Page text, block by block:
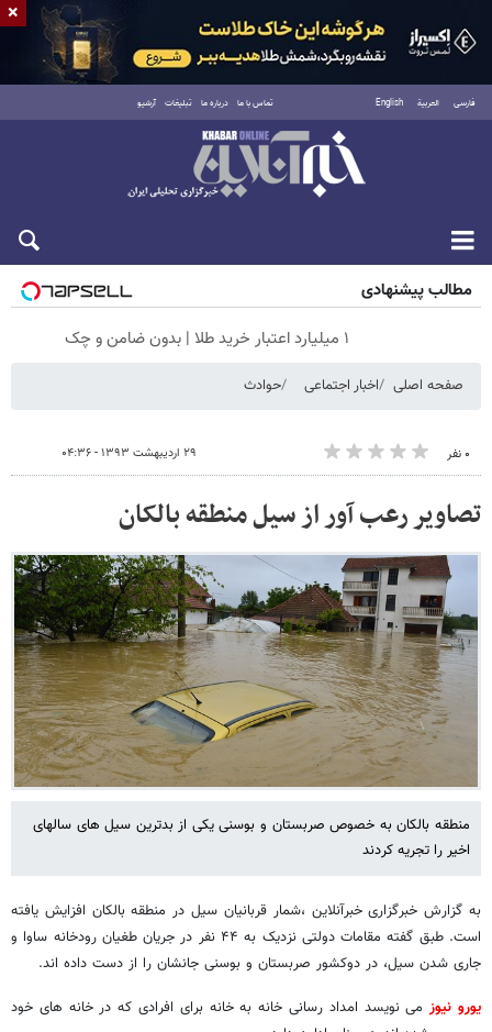
فارسی العربية English تماس با ما درباره ما تبلیغات آرشیو
جمعه ۱۶ مرداد ۱۴۰۵
مطالب پیشنهادی
۱ میلیارد اعتبار خرید طلا | بدون ضامن و چک
صفحه اصلی اخبار اجتماعی حوادث
۰ نفر ۲۹ اردیبهشت ۱۳۹۳ - ۰۴:۳۶
تصاویر رعب آور از سیل منطقه بالکان
منطقه بالکان به خصوص صربستان و بوسنی یکی از بدترین سیل های سالهای
اخیر را تجریه کردند
به گزارش خبرگزاری خبرآنلاین ،شمار قربانیان سیل در منطقه بالکان افزایش یافته
است. طبق گفته مقامات دولتی نزدیک به ۴۴ نفر در جریان طغیان رودخانه ساوا و
جاری شدن سیل، در دوکشور صربستان و بوسنی جانشان را از دست داده اند.
یورو نیوزمی نویسد امداد رسانی خانه به خانه برای افرادی که در خانه های خود
×